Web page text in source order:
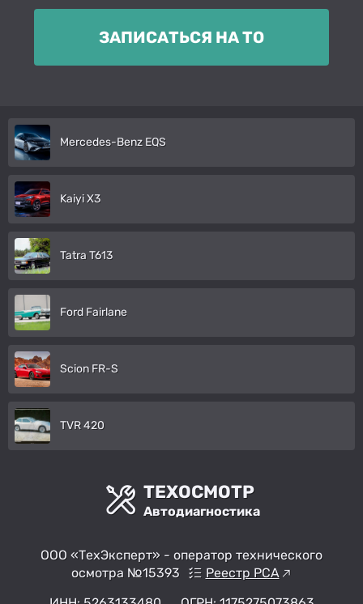
ЗАПИСАТЬСЯ НА ТО
Mercedes-Benz EQS
Kaiyi X3
Tatra T613
Ford Fairlane
Scion FR-S
TVR 420
ТЕХОСМОТР
Автодиагностика
ООО «ТехЭксперт» - оператор технического
осмотра №15393
Реестр РСА